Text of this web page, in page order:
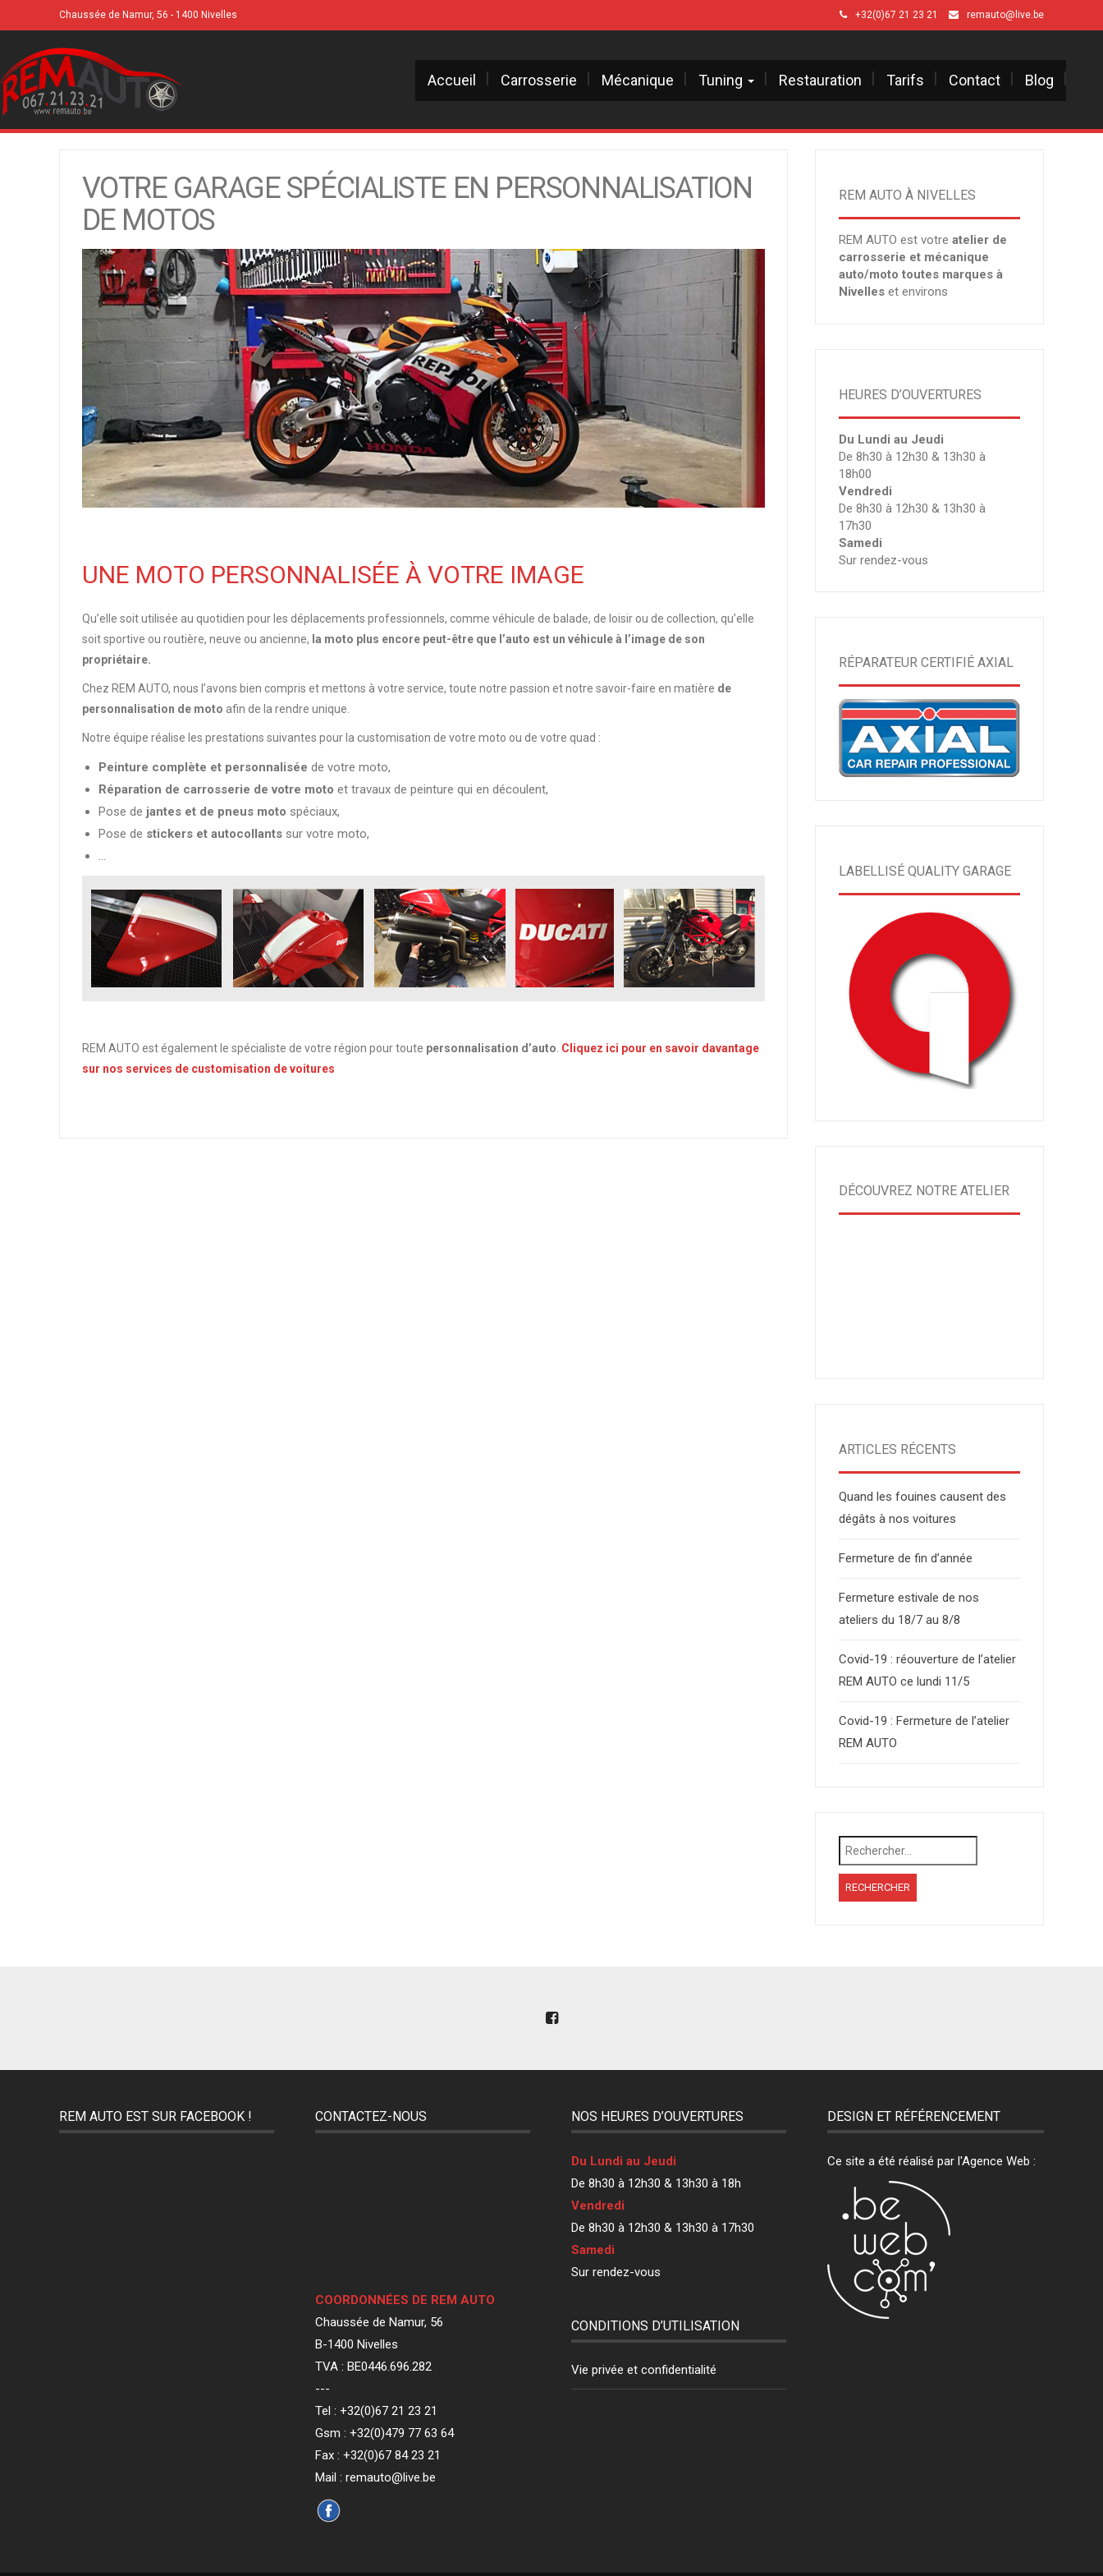
Chaussée de Namur, 56 - 1400 Nivelles +32(0)67 21 23 21 remauto@live.be
Accueil Carrosserie Mécanique Tuning Restauration Tarifs Contact Blog
VOTRE GARAGE SPÉCIALISTE EN PERSONNALISATION
DE MOTOS
UNE MOTO PERSONNALISÉE À VOTRE IMAGE
Qu’elle soit utilisée au quotidien pour les déplacements professionnels, comme véhicule de balade, de loisir ou de collection, qu’elle
soit sportive ou routière, neuve ou ancienne, la moto plus encore peut-être que l’auto est un véhicule à l’image de son
propriétaire.
Chez REM AUTO, nous l’avons bien compris et mettons à votre service, toute notre passion et notre savoir-faire en matière de
personnalisation de moto afin de la rendre unique.
Notre équipe réalise les prestations suivantes pour la customisation de votre moto ou de votre quad :
Peinture complète et personnalisée de votre moto,
Réparation de carrosserie de votre moto et travaux de peinture qui en découlent,
Pose de jantes et de pneus moto spéciaux,
Pose de stickers et autocollantssur votre moto,
…
REM AUTO est également le spécialiste de votre région pour toute personnalisation d’auto Cliquez ici pour en savoir davantage
sur nos services de customisation de voitures
REM AUTO À NIVELLES
REM AUTO est votreatelier de
carrosserie et mécanique
auto/moto toutes marques à
Nivelles et environs
HEURES D’OUVERTURES
Du Lundi au Jeudi
De 8h30 à 12h30 & 13h30 à
18h00
Vendredi
De 8h30 à 12h30 & 13h30 à
17h30
Samedi
Sur rendez-vous
RÉPARATEUR CERTIFIÉ AXIAL
LABELLISÉ QUALITY GARAGE
DÉCOUVREZ NOTRE ATELIER
ARTICLES RÉCENTS
Quand les fouines causent des
dégâts à nos voitures
Fermeture de fin d’année
Fermeture estivale de nos
ateliers du 18/7 au 8/8
Covid-19 : réouverture de l’atelier
REM AUTO ce lundi 11/5
Covid-19 : Fermeture de l’atelier
REM AUTO
Rechercher :
REM AUTO EST SUR FACEBOOK ! CONTACTEZ-NOUS
COORDONNÉES DE REM AUTO
Chaussée de Namur, 56
B-1400 Nivelles
TVA : BE0446.696.282
---
Tel : +32(0)67 21 23 21
Gsm : +32(0)479 77 63 64
Fax : +32(0)67 84 23 21
Mail : remauto@live.be
NOS HEURES D’OUVERTURES
Du Lundi au Jeudi
De 8h30 à 12h30 & 13h30 à 18h
Vendredi
De 8h30 à 12h30 & 13h30 à 17h30
Samedi
Sur rendez-vous
CONDITIONS D’UTILISATION
Vie privée et confidentialité
DESIGN ET RÉFÉRENCEMENT
Ce site a été réalisé par l'Agence Web :